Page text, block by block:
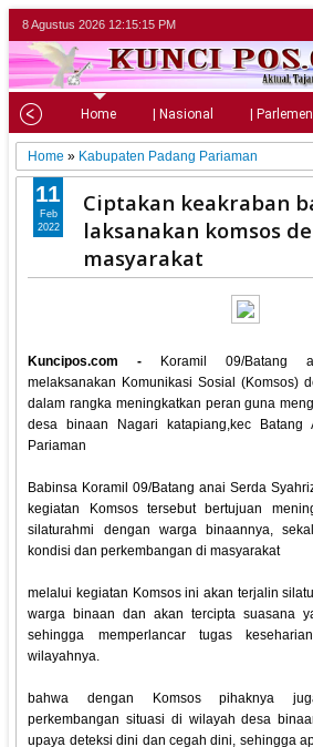
8 Agustus 2026 12:15:16 PM
Home | Nasional | Parlemen
Home » Kabupaten Padang Pariaman
Ciptakan keakraban
laksanakan komsos
masyarakat
Kuncipos.com -
Koramil 09/Batang
melaksanakan Komunikasi Sosial (Komsos)
dalam rangka meningkatkan peran guna
desa binaan Nagari katapiang,kec Batang
Pariaman
Babinsa Koramil 09/Batang anai Serda
kegiatan Komsos tersebut bertujuan
silaturahmi dengan warga binaannya,
kondisi dan perkembangan di masyarakat
melalui kegiatan Komsos ini akan terjalin
warga binaan dan akan tercipta suasana
sehingga memperlancar tugas
wilayahnya.
bahwa dengan Komsos pihaknya
perkembangan situasi di wilayah desa
upaya deteksi dini dan cegah dini, sehingga
11
Feb
2022